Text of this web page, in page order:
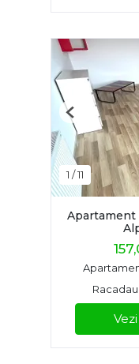
1 /11
Previous
Apartament